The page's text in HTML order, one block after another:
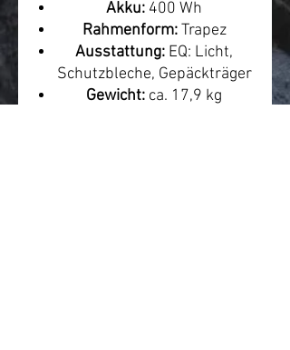
Akku: 400 Wh
Rahmenform:Trapez
Ausstattung: EQ: Licht,
Schutzbleche, Gepäckträger
Gewicht: ca. 17,9 kg